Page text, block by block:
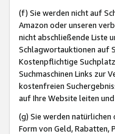
(f) Sie werden nicht auf
Amazon oder unseren
nicht abschließende Liste
Schlagwortauktionen auf
Kostenpflichtige
Suchmaschinen Links zur
kostenfreien
auf Ihre Website leiten
(g) Sie werden
Form von Geld, Rabatten,